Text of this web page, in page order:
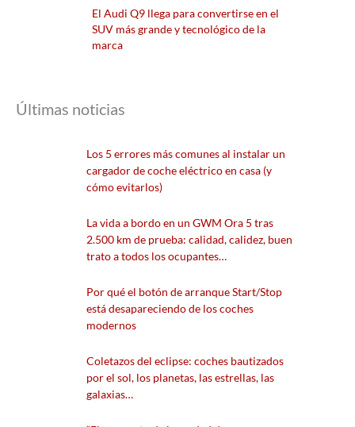
El Audi Q9 llega para convertirse en el
SUV más grande y tecnológico de la
marca
Últimas noticias
Los 5 errores más comunes al instalar un
cargador de coche eléctrico en casa (y
cómo evitarlos)
La vida a bordo en un GWM Ora 5 tras
2.500 km de prueba: calidad, calidez, buen
trato a todos los ocupantes…
Por qué el botón de arranque Start/Stop
está desapareciendo de los coches
modernos
Coletazos del eclipse: coches bautizados
por el sol, los planetas, las estrellas, las
galaxias…